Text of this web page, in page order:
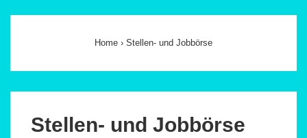
Home › Stellen- und Jobbörse
Stellen- und Jobbörse